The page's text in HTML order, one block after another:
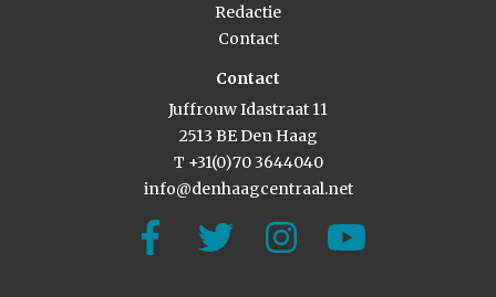
Redactie
Contact
Contact
Juffrouw Idastraat 11
2513 BE Den Haag
T +31(0)70 3644040
info@denhaagcentraal.net